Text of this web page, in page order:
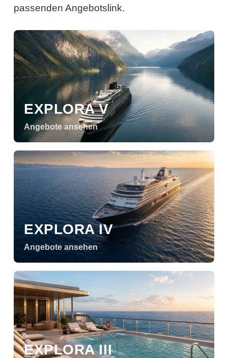
passenden Angebotslink.
EXPLORA V
Angebote ansehen
EXPLORA IV
Angebote ansehen
EXPLORA III